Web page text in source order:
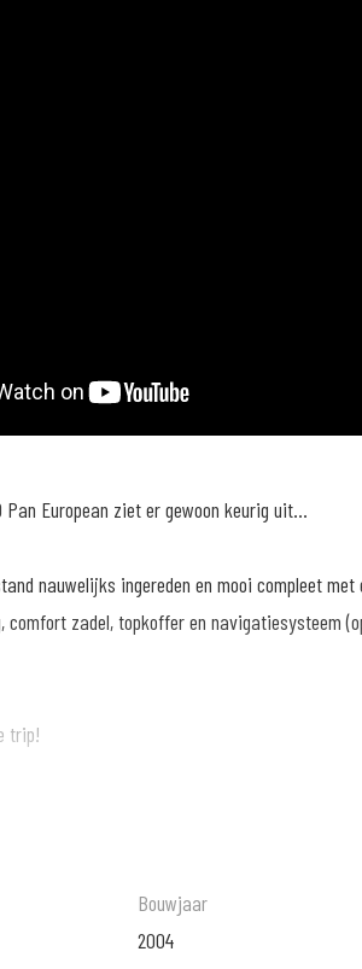
Pan European ziet er gewoon keurig uit...
nauwelijks ingereden en mooi compleet
comfort zadel, topkoffer en navigatiesysteem
trip!
Bouwjaar
2004